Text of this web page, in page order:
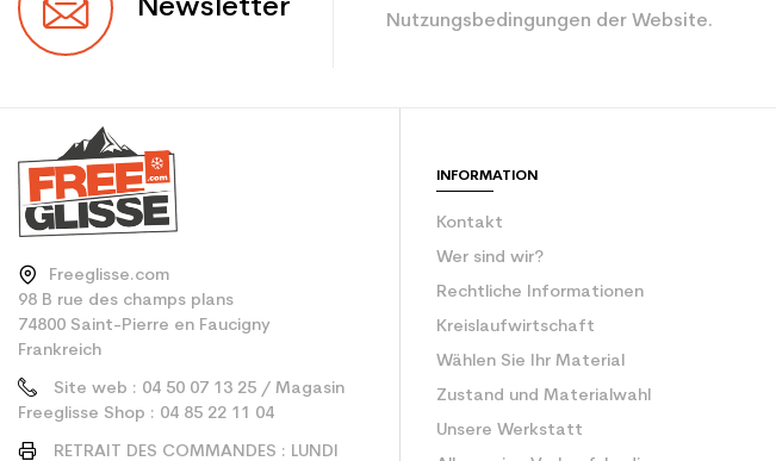
Newsletter
Nutzungsbedingungen der Website.
Freeglisse.com
98 B rue des champs plans
74800 Saint-Pierre en Faucigny
Frankreich
Site web : 04 50 07 13 25 / Magasin
Freeglisse Shop : 04 85 22 11 04
RETRAIT DES COMMANDES : LUNDI
INFORMATION
Kontakt
Wer sind wir?
Rechtliche Informationen
Kreislaufwirtschaft
Wählen Sie Ihr Material
Zustand und Materialwahl
Unsere Werkstatt